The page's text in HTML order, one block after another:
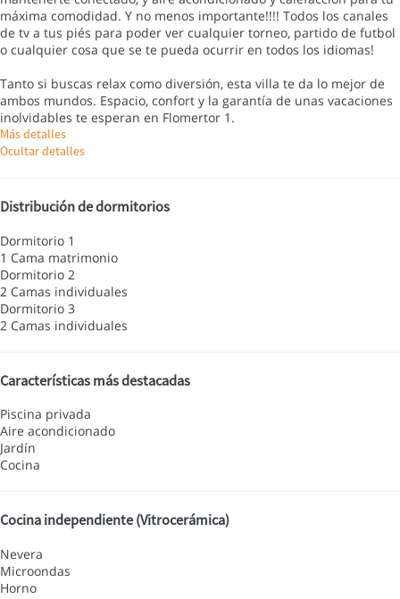
máxima comodidad. Y no menos importante!!!! Todos los canales
de tv a tus piés para poder ver cualquier torneo, partido de futbol
o cualquier cosa que se te pueda ocurrir en todos los idiomas!
Tanto si buscas relax como diversión, esta villa te da lo mejor de
ambos mundos. Espacio, confort y la garantía de unas vacaciones
inolvidables te esperan en Flomertor 1.
Más detalles
Ocultar detalles
Distribución de dormitorios
Dormitorio 1
1 Cama matrimonio
Dormitorio 2
2 Camas individuales
Dormitorio 3
2 Camas individuales
Características más destacadas
Piscina privada
Aire acondicionado
Jardín
Cocina
Cocina independiente (Vitrocerámica)
Nevera
Microondas
Horno